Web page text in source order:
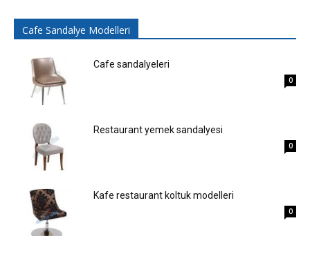
Cafe Sandalye Modelleri
Cafe sandalyeleri
0
Restaurant yemek sandalyesi
0
Kafe restaurant koltuk modelleri
0